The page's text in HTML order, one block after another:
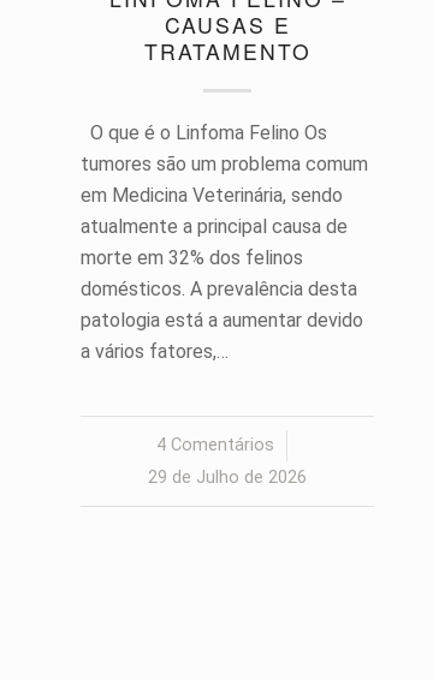
CAUSAS E
TRATAMENTO
O que é o Linfoma Felino Os
tumores são um problema comum
em Medicina Veterinária, sendo
atualmente a principal causa de
morte em 32% dos felinos
domésticos. A prevalência desta
patologia está a aumentar devido
a vários fatores,…
4 Comentários
/
29 de Julho de 2026